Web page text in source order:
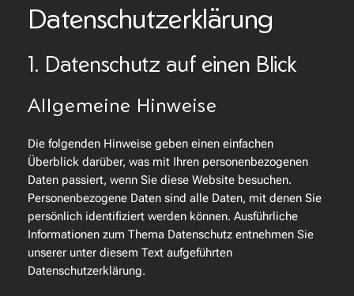
Datenschutz­erklärung
1. Datenschutz auf einen Blick
Allgemeine Hinweise
Die folgenden Hinweise geben einen einfachen
Überblick darüber, was mit Ihren personenbezogenen
Daten passiert, wenn Sie diese Website besuchen.
Personenbezogene Daten sind alle Daten, mit denen Sie
persönlich identifiziert werden können. Ausführliche
Informationen zum Thema Datenschutz entnehmen Sie
unserer unter diesem Text aufgeführten
Datenschutzerklärung.